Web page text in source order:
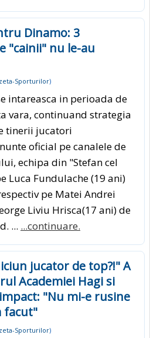
Dinamo: 3
"cainii" nu le-au
Sporturilor)
intareasca in perioada de
vara, continuand strategia
tinerii jucatori
oficial pe canalele de
echipa din "Stefan cel
Luca Fundulache (19 ani)
pe Matei Andrei
Liviu Hrisca(17 ani) de
... ...continuare.
jucator de top?!" A
Academiei Hagi si
"Nu mi-e rusine
facut"
Sporturilor)